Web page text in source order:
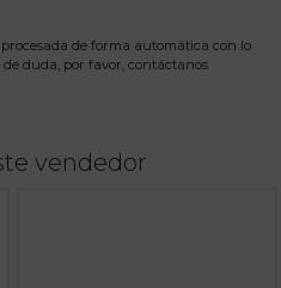
de forma automática con lo
duda, por favor, contáctanos
vendedor